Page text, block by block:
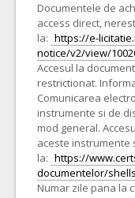
Documentele de
access direct,
la: https://e-
notice/v2/view/
Accesul la
restrictionat.
Comunicarea
instrumente si de
mod general.
aceste instrumente
la: https://
documentelor/
Numar zile pana la